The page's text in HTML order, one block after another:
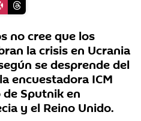
no cree que los
la crisis en Ucrania
se desprende del
encuestadora ICM
Sputnik en
y el Reino Unido.